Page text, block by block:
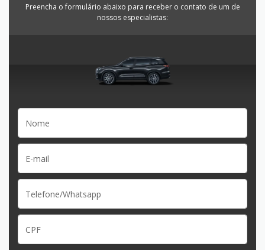
Preencha o formulário abaixo para receber o contato de um de
nossos especialistas: